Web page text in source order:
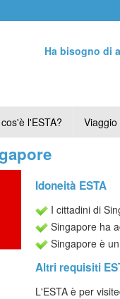
Ha bisogno di
l'ESTA? Viaggio
Idoneità ESTA
I cittadini di
Singapore ha
Singapore è
Altri requisiti
L'ESTA è per visite